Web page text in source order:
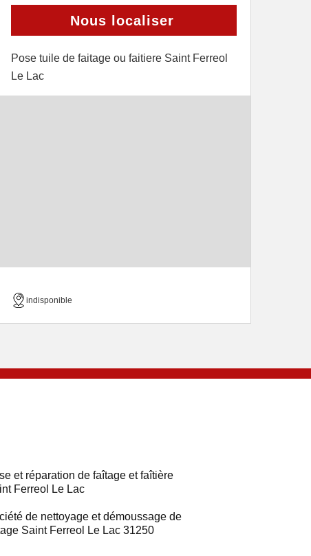
Nous localiser
Pose tuile de faitage ou faitiere Saint Ferreol
Le Lac
indisponible
et réparation de faîtage et faîtière
Ferreol Le Lac
de nettoyage et démoussage de
Saint Ferreol Le Lac 31250